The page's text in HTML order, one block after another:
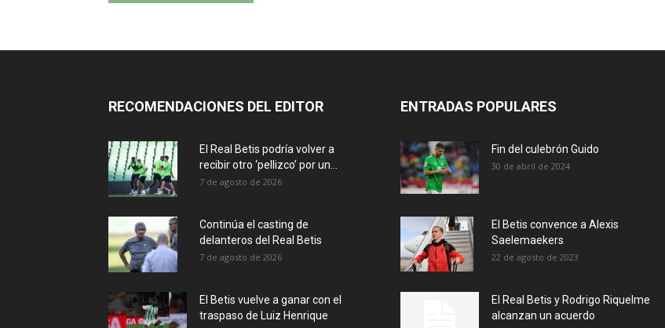
RECOMENDACIONES DEL EDITOR
El Real Betis podría volver a
recibir otro ‘pellizco’ por un...
7 de agosto de 2026
Continúa el casting de
delanteros del Real Betis
7 de agosto de 2026
El Betis vuelve a ganar con el
traspaso de Luiz Henrique
ENTRADAS POPULARES
Fin del culebrón Guido
30 de abril de 2024
El Betis convence a Alexis
Saelemaekers
22 de agosto de 2023
El Real Betis y Rodrigo Riquelme
alcanzan un acuerdo